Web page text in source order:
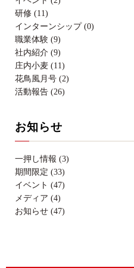
研修 (11)
インターンシップ (0)
職業体験 (9)
社内紹介 (9)
庄内小麦 (11)
花鳥風月号 (2)
活動報告 (26)
お知らせ
一押し情報 (3)
期間限定 (33)
イベント (47)
メディア (4)
お知らせ (47)